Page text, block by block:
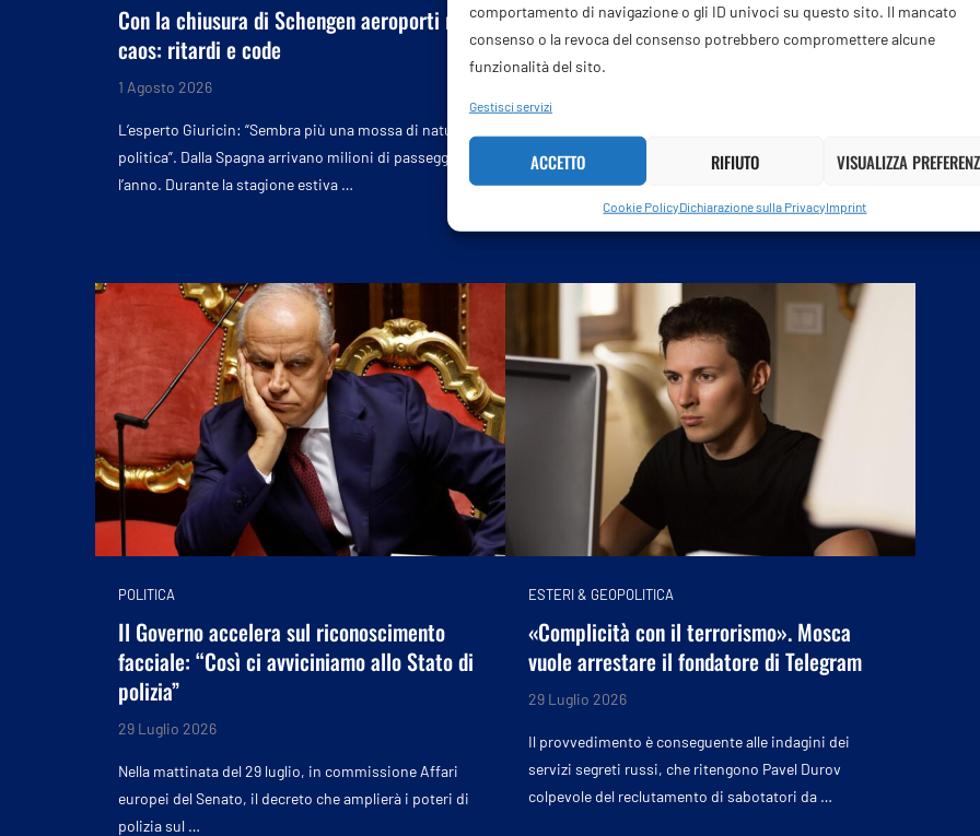
comportamento di navigazione o gli ID univoci su questo sito. Il mancato
consenso o la revoca del consenso potrebbero compromettere alcune
funzionalità del sito.
Gestisci servizi
ACCETTO RIFIUTO VISUALIZZA
Cookie PolicyDichiarazione sulla PrivacyImprint
Con la chiusura di Schengen aeroporti nel
caos: ritardi e code
1 Agosto 2026
L’esperto Giuricin: “Sembra più una mossa di natura
politica”. Dalla Spagna arrivano milioni di passeggeri
l’anno. Durante la stagione estiva …
I punti dell’accordo per Gaza: disarmo di
Hamas, ritiro delle Idf e distruzione dei
tunnel
31 Luglio 2026
L’organizzazione terroristica Hamas ha annunciato di
essere pronta a consegnare le armi. Dopo mesi di
negoziati, il gruppo ha accettato …
POLITICA
Il Governo accelera sul riconoscimento
facciale: “Così ci avviciniamo allo Stato di
polizia”
29 Luglio 2026
Nella mattinata del 29 luglio, in commissione Affari
europei del Senato, il decreto che amplierà i poteri di
polizia sul …
ESTERI & GEOPOLITICA
«Complicità con il terrorismo». Mosca
vuole arrestare il fondatore di Telegram
29 Luglio 2026
Il provvedimento è conseguente alle indagini dei
servizi segreti russi, che ritengono Pavel Durov
colpevole del reclutamento di sabotatori da …